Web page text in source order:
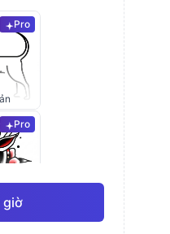
Pro
Pro
giờ